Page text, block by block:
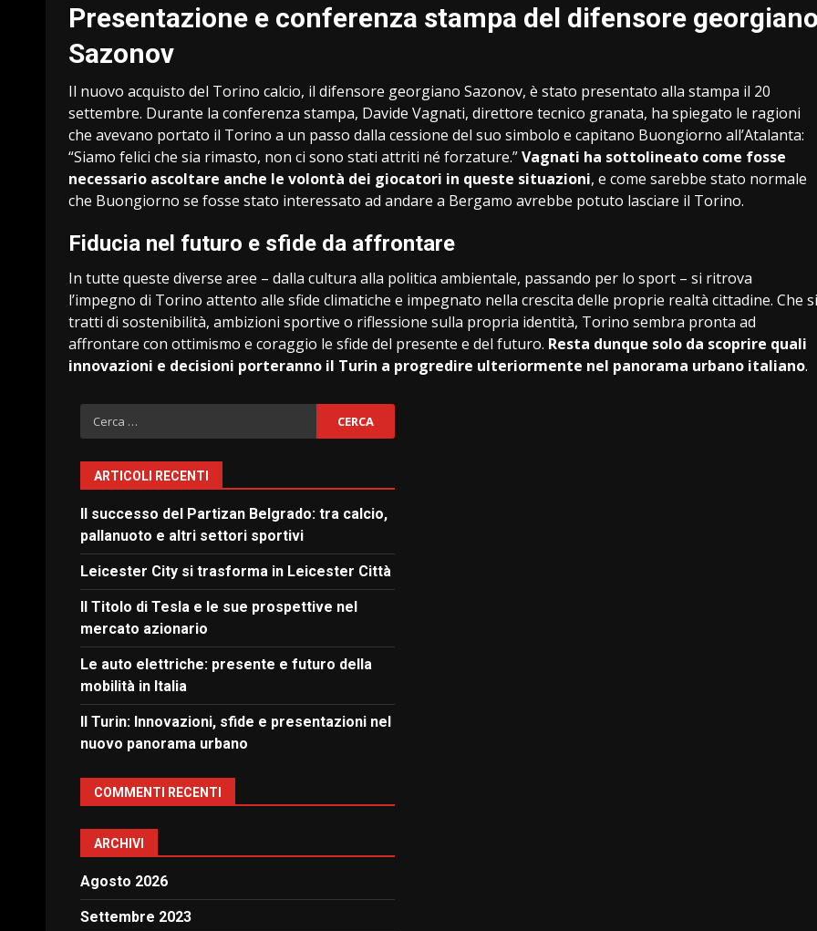
Presentazione e conferenza stampa del difensore
Sazonov
Il nuovo acquisto del Torino calcio, il difensore georgiano Sazonov, è stato presentato alla stampa il 20
settembre. Durante la conferenza stampa, Davide Vagnati, direttore tecnico granata, ha spiegato le ragioni
che avevano portato il Torino a un passo dalla cessione del suo simbolo e capitano Buongiorno all’Atalanta:
“Siamo felici che sia rimasto, non ci sono stati attriti né forzature.”Vagnati ha sottolineato come fosse
necessario ascoltare anche le volontà dei giocatori in queste situazioni, e come sarebbe stato normale
che Buongiorno se fosse stato interessato ad andare a Bergamo avrebbe potuto lasciare il Torino.
Fiducia nel futuro e sfide da affrontare
In tutte queste diverse aree – dalla cultura alla politica ambientale, passando per lo sport – si ritrova
l’impegno di Torino attento alle sfide climatiche e impegnato nella crescita delle proprie realtà cittadine. Che si
tratti di sostenibilità, ambizioni sportive o riflessione sulla propria identità, Torino sembra pronta ad
affrontare con ottimismo e coraggio le sfide del presente e del futuro. Resta dunque solo da scoprire quali
innovazioni e decisioni porteranno il Turin a progredire ulteriormente nel panorama urbano italiano.
Ricerca
per:
ARTICOLI RECENTI
Il successo del Partizan Belgrado: tra calcio,
pallanuoto e altri settori sportivi
Leicester City si trasforma in Leicester Città
Il Titolo di Tesla e le sue prospettive nel
mercato azionario
Le auto elettriche: presente e futuro della
mobilità in Italia
Il Turin: Innovazioni, sfide e presentazioni nel
nuovo panorama urbano
COMMENTI RECENTI
ARCHIVI
Agosto 2026
Settembre 2023